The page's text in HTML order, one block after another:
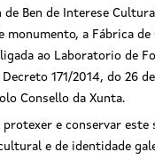
de Ben de Interese
monumento, a Fábrica de
ao Laboratorio de
171/2014, do 26
Consello da Xunta.
protexer e conservar
e de identidade